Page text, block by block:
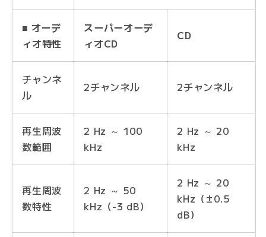
■ オーデ
ィオ特性
スーパーオーデ
ィオCD
CD
チャンネ
ル
2チャンネル 2チャンネル
再生周波
数範囲
2 Hz ～ 100
kHz
2 Hz ～ 20
kHz
再生周波
数特性
2 Hz ～ 50
kHz（-3 dB）
2 Hz ～ 20
kHz（±0.5
dB）